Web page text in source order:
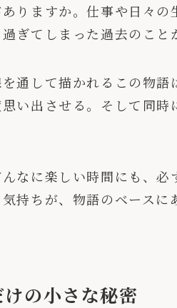
りますか。仕事や日々の
ぎてしまった過去のこと
通して描かれるこの物語
い出させる。そして同時
なに楽しい時間にも、必
持ちが、物語のベースに
の小さな秘密